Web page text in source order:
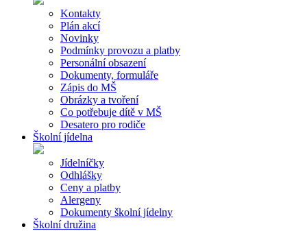
Kontakty
Plán akcí
Novinky
Podmínky provozu a platby
Personální obsazení
Dokumenty, formuláře
Zápis do MŠ
Obrázky a tvoření
Co potřebuje dítě v MŠ
Desatero pro rodiče
Školní jídelna
Jídelníčky
Odhlášky
Ceny a platby
Alergeny
Dokumenty školní jídelny
Školní družina